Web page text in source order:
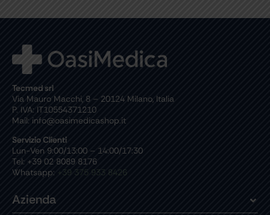
Tecmed srl
Via Mauro Macchi, 8 – 20124 Milano, Italia
P. IVA: IT10554371210
Mail: info@oasimedicashop.it
Servizio Clienti
Lun-Ven 9:00/13:00 – 14:00/17:30
Tel: +39 02 8089 8176
Whatsapp: +39 375 933 8426
Azienda